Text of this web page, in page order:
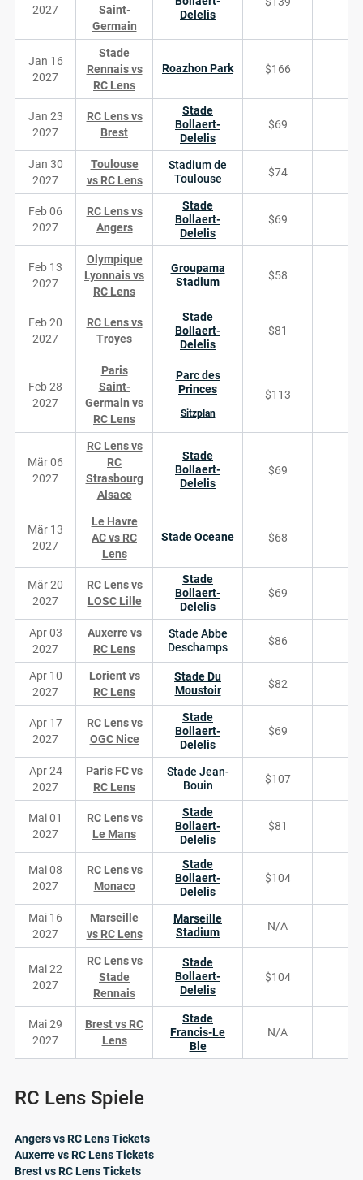
2027
Saint-
Germain
Delelis
Jan 16
2027
Stade
Rennais vs
RC Lens
Roazhon Park $166
Jan 23
2027
RC Lens vs
Brest
Stade
Bollaert-
Delelis
$69
Jan 30
2027
Toulouse
vs RC Lens
Stadium de
Toulouse
$74
Feb 06
2027
RC Lens vs
Angers
Stade
Bollaert-
Delelis
$69
Feb 13
2027
Olympique
Lyonnais vs
RC Lens
Groupama
Stadium
$58
Feb 20
2027
RC Lens vs
Troyes
Stade
Bollaert-
Delelis
$81
Feb 28
2027
Paris
Saint-
Germain vs
RC Lens
Parc des
Princes
Sitzplan
$113
Mär 06
2027
RC Lens vs
RC
Strasbourg
Alsace
Stade
Bollaert-
Delelis
$69
Mär 13
2027
Le Havre
AC vs RC
Lens
Stade Oceane $68
Mär 20
2027
RC Lens vs
LOSC Lille
Stade
Bollaert-
Delelis
$69
Apr 03
2027
Auxerre vs
RC Lens
Stade Abbe
Deschamps
$86
Apr 10
2027
Lorient vs
RC Lens
Stade Du
Moustoir
$82
Apr 17
2027
RC Lens vs
OGC Nice
Stade
Bollaert-
Delelis
$69
Apr 24
2027
Paris FC vs
RC Lens
Stade Jean-
Bouin
$107
Mai 01
2027
RC Lens vs
Le Mans
Stade
Bollaert-
Delelis
$81
Mai 08
2027
RC Lens vs
Monaco
Stade
Bollaert-
Delelis
$104
Mai 16
2027
Marseille
vs RC Lens
Marseille
Stadium
N/A
Mai 22
2027
RC Lens vs
Stade
Rennais
Stade
Bollaert-
Delelis
$104
Mai 29
2027
Brest vs RC
Lens
Stade
Francis-Le
Ble
N/A
RC Lens Spiele
Angers vs RC Lens Tickets
Auxerre vs RC Lens Tickets
Brest vs RC Lens Tickets